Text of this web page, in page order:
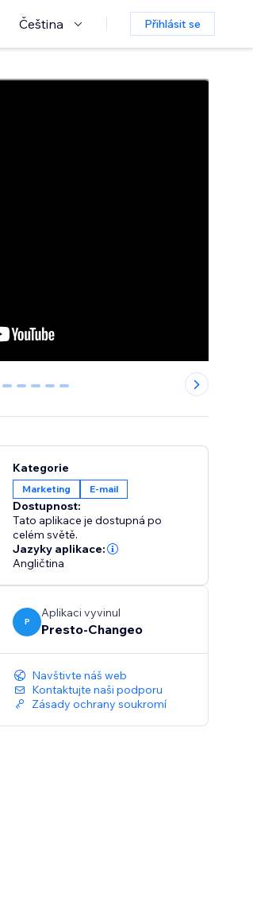
Čeština Přihlásit se
2 3 4 5 6
Kategorie
Marketing E‑mail
Dostupnost:
Tato aplikace je dostupná po
celém světě.
Jazyky aplikace:
Angličtina
P
Aplikaci vyvinul
Presto-Changeo
Navštivte náš web
Kontaktujte naši podporu
Zásady ochrany soukromí